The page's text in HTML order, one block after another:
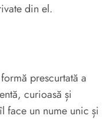
din el.
prescurtată a
curioasă și
face un nume unic și